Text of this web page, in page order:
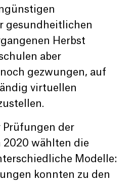
gesundheitlichen
Herbst
aber
gezwungen, auf
virtuellen
der
2020 wählten die
Modelle:
konnten zu den